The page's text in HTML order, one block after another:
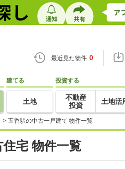
最近見た物件 0
建てる
土地
投資する
不動産
投資
土地活
> 五香駅の中古一戸建て 物件一覧
宅 物件一覧